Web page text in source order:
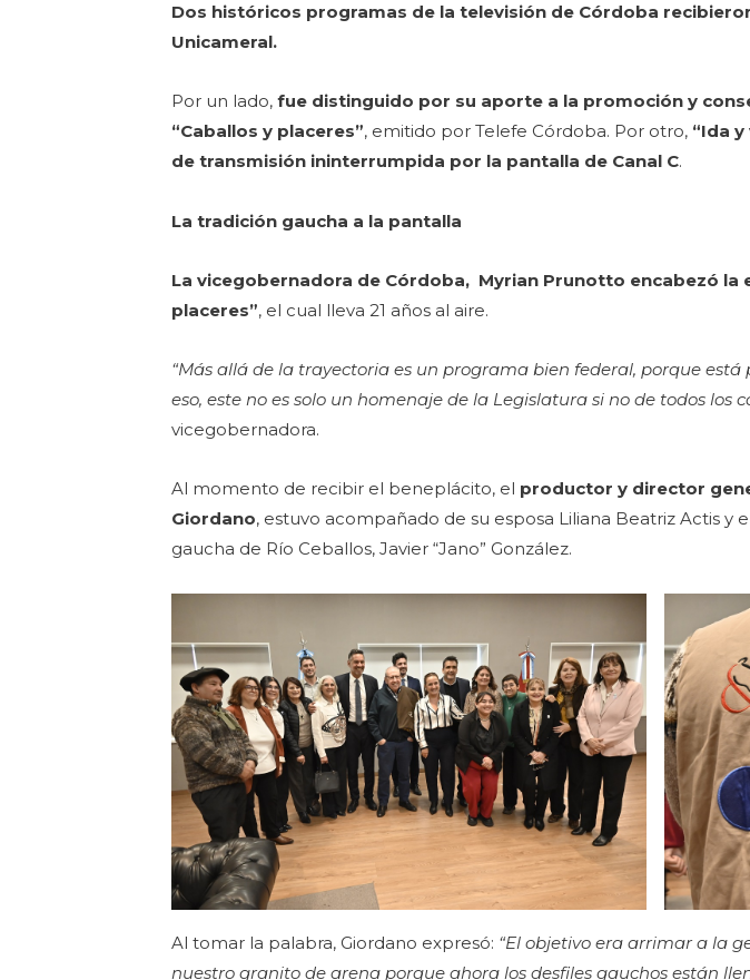
Dos históricos programas de la televisión de Córdoba
Unicameral.
Por un lado,fue distinguido por su aporte a la promoción y
“Caballos y placeres”, emitido por Telefe Córdoba. Por otro, “Ida
de transmisión ininterrumpida por la pantalla de Canal C.
La tradición gaucha a la pantalla
La vicegobernadora de Córdoba, Myrian Prunotto encabezó la
placeres”, el cual lleva 21 años al aire.
“Más allá de la trayectoria es un programa bien federal, porque
eso, este no es solo un homenaje de la Legislatura si no de todos los
vicegobernadora.
Al momento de recibir el beneplácito, el productor y director
Giordano, estuvo acompañado de su esposa Liliana Beatriz Actis
gaucha de Río Ceballos, Javier “Jano” González.
Al tomar la palabra, Giordano expresó: “El objetivo era arrimar a la
nuestro granito de arena porque ahora los desfiles gauchos están